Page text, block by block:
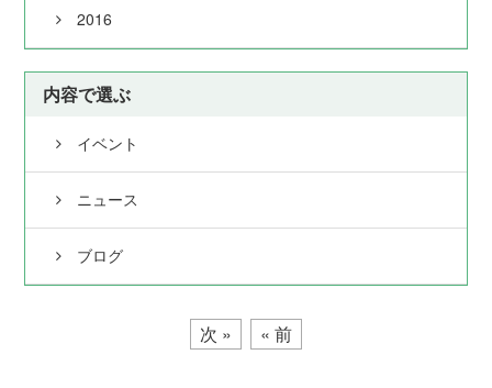
2016
内容で選ぶ
イベント
ニュース
ブログ
次 » « 前